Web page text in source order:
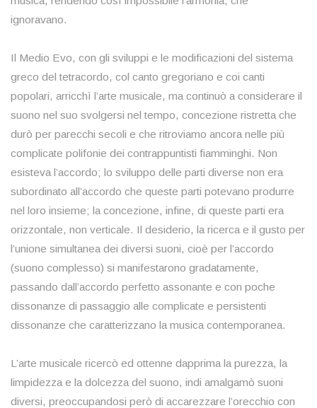
ignoravano.
Il Medio Evo, con gli sviluppi e le modificazioni del sistema
greco del tetracordo, col canto gregoriano e coi canti
popolari, arricchì l’arte musicale, ma continuò a considerare il
suono nel suo svolgersi nel tempo, concezione ristretta che
durò per parecchi secoli e che ritroviamo ancora nelle più
complicate polifonie dei contrappuntisti fiamminghi. Non
esisteva l’accordo; lo sviluppo delle parti diverse non era
subordinato all’accordo che queste parti potevano produrre
nel loro insieme; la concezione, infine, di queste parti era
orizzontale, non verticale. Il desiderio, la ricerca e il gusto per
l’unione simultanea dei diversi suoni, cioè per l’accordo
(suono complesso) si manifestarono gradatamente,
passando dall’accordo perfetto assonante e con poche
dissonanze di passaggio alle complicate e persistenti
dissonanze che caratterizzano la musica contemporanea.
L’arte musicale ricercò ed ottenne dapprima la purezza, la
limpidezza e la dolcezza del suono, indi amalgamò suoni
diversi, preoccupandosi però di accarezzare l’orecchio con